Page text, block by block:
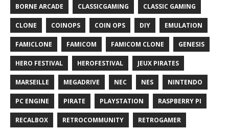
BORNE ARCADE CLASSICGAMING CLASSIC GAMING
CLONE COINOPS COIN OPS DIY EMULATION
FAMICLONE FAMICOM FAMICOM CLONE GENESIS
HERO FESTIVAL HEROFESTIVAL JEUX PIRATES
MARSEILLE MEGADRIVE NEC NES NINTENDO
PC ENGINE PIRATE PLAYSTATION RASPBERRY PI
RECALBOX RETROCOMMUNITY RETROGAMER